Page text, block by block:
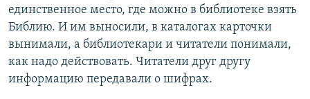
единственное место, где можно в библиотеке взять
Библию. И им выносили, в каталогах карточки
вынимали, а библиотекари и читатели понимали,
как надо действовать. Читатели друг другу
информацию передавали о шифрах.